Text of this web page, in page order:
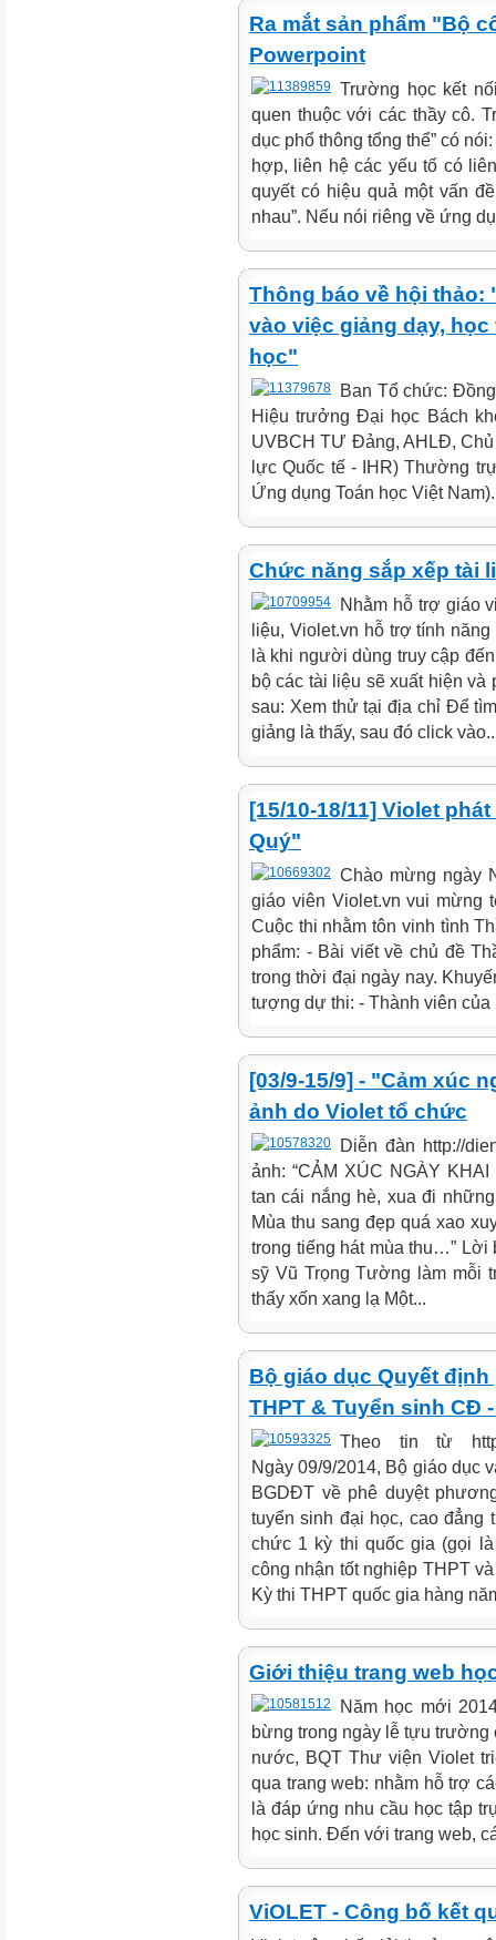
Ra mắt sản phẩm "Bộ
Powerpoint
Trường học kết
quen thuộc với các thầy cô.
dục phổ thông tổng thể” có
hợp, liên hệ các yếu tố có
quyết có hiệu quả một vấn
nhau”. Nếu nói riêng về ứng
Thông báo về hội
vào việc giảng dạy,
học"
Ban Tổ chức:
Hiệu trưởng Đại học Bách
UVBCH TƯ Đảng, AHLĐ,
lực Quốc tế - IHR) Thường
Ứng dụng Toán học Việt
Chức năng sắp xếp tài
Nhằm hỗ trợ giáo
liệu, Violet.vn hỗ trợ tính
là khi người dùng truy cập
bộ các tài liệu sẽ xuất hiện
sau: Xem thử tại địa chỉ Để
giảng là thấy, sau đó click
[15/10-18/11] Violet
Quý"
Chào mừng ngày
giáo viên Violet.vn vui mừng
Cuộc thi nhằm tôn vinh tình
phẩm: - Bài viết về chủ đề
trong thời đại ngày nay.
tượng dự thi: - Thành viên
[03/9-15/9] - "Cảm xúc
ảnh do Violet tổ chức
Diễn đàn http://
ảnh: “CẢM XÚC NGÀY
tan cái nắng hè, xua đi
Mùa thu sang đẹp quá xao
trong tiếng hát mùa thu…” Lời
sỹ Vũ Trọng Tường làm mỗi
thấy xốn xang lạ Một...
Bộ giáo dục Quyết
THPT & Tuyển sinh CĐ
Theo tin từ http://
Ngày 09/9/2014, Bộ giáo dục
BGDĐT về phê duyệt
tuyển sinh đại học, cao đẳng
chức 1 kỳ thi quốc gia (gọi
công nhận tốt nghiệp THPT
Kỳ thi THPT quốc gia hàng
Giới thiệu trang web
Năm học mới
bừng trong ngày lễ tựu trường
nước, BQT Thư viện Violet
qua trang web: nhằm hỗ trợ
là đáp ứng nhu cầu học tập
học sinh. Đến với trang web,
ViOLET - Công bố kết